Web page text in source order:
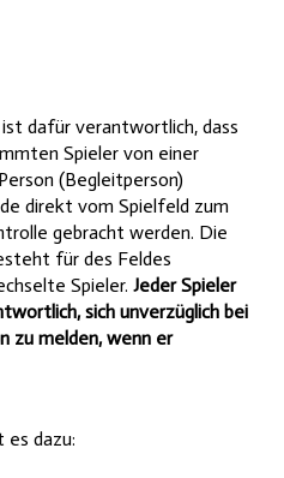
dafür verantwortlich, dass
Spieler von einer
(Begleitperson)
direkt vom Spielfeld zum
gebracht werden. Die
für des Feldes
Spieler. Jeder Spieler
sich unverzüglich bei
zu melden, wenn er
es dazu: